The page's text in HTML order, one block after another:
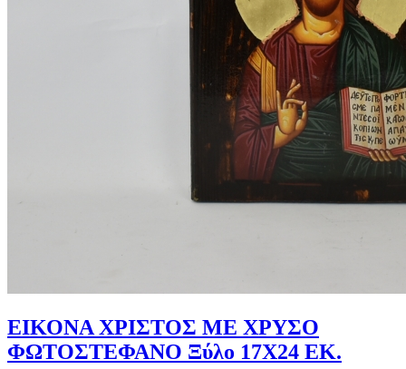
ΕΙΚΟΝΑ ΧΡΙΣΤΟΣ ΜΕ ΧΡΥΣΟ
ΦΩΤΟΣΤΕΦΑΝΟ Ξύλο 17Χ24 ΕΚ.